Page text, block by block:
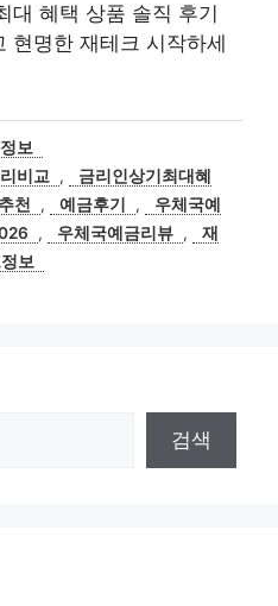
대 혜택 상품 솔직 후기
현명한 재테크 시작하세
카정보
비교 ,
금리인상기최대혜
천 , 예금후기 ,
우체국예
, 우체국예금리뷰 ,
재
보
검색